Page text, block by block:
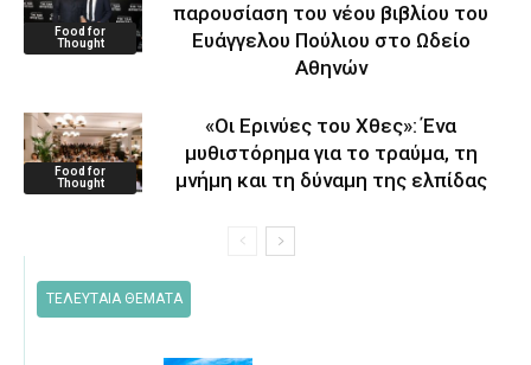
Food for
Thought
παρουσίαση του νέου βιβλίου του
Ευάγγελου Πούλιου στο Ωδείο
Αθηνών
Food for
Thought
«Οι Ερινύες του Χθες»: Ένα
μυθιστόρημα για το τραύμα, τη
μνήμη και τη δύναμη της ελπίδας
ΤΕΛΕΥΤΑΙΑ ΘΕΜΑΤΑ